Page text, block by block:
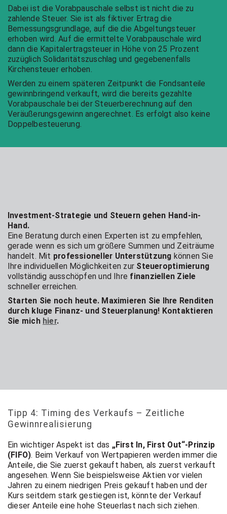
Dabei ist die Vorabpauschale selbst ist nicht die zu
zahlende Steuer. Sie ist als fiktiver Ertrag die
Bemessungsgrundlage, auf die die Abgeltungsteuer
erhoben wird. Auf die ermittelte Vorabpauschale wird
dann die Kapitalertragsteuer in Höhe von 25 Prozent
zuzüglich Solidaritätszuschlag und gegebenenfalls
Kirchensteuer erhoben.
Werden zu einem späteren Zeitpunkt die Fondsanteile
gewinnbringend verkauft, wird die bereits gezahlte
Vorabpauschale bei der Steuerberechnung auf den
Veräußerungsgewinn angerechnet. Es erfolgt also keine
Doppelbesteuerung.
Investment-Strategie und Steuern gehen Hand-in-
Hand.
Eine Beratung durch einen Experten ist zu empfehlen,
gerade wenn es sich um größere Summen und Zeiträume
handelt. Mit professioneller Unterstützung können Sie
Ihre individuellen Möglichkeiten zur Steueroptimierung
vollständig ausschöpfen und Ihre finanziellen Ziele
schneller erreichen.
Starten Sie noch heute. Maximieren Sie Ihre Renditen
durch kluge Finanz- und Steuerplanung! Kontaktieren
Sie mich hier.
Tipp 4: Timing des Verkaufs – Zeitliche
Gewinnrealisierung
Ein wichtiger Aspekt ist das „First In, First Out“-Prinzip
(FIFO). Beim Verkauf von Wertpapieren werden immer die
Anteile, die Sie zuerst gekauft haben, als zuerst verkauft
angesehen. Wenn Sie beispielsweise Aktien vor vielen
Jahren zu einem niedrigen Preis gekauft haben und der
Kurs seitdem stark gestiegen ist, könnte der Verkauf
dieser Anteile eine hohe Steuerlast nach sich ziehen.